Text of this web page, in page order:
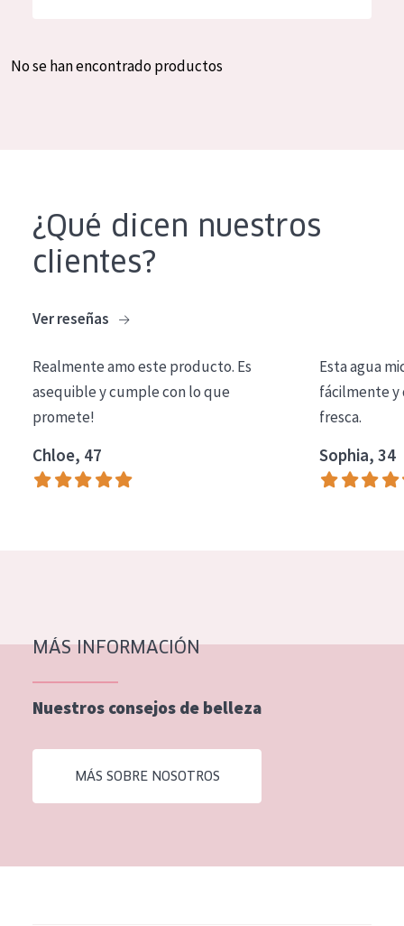
Crema de día
Crema de noche
Limpieza
COLECCIÓN
Essentials
Lift+
Piel normal y seca
Piel mixata o grasa
Piel madura
Piel expuesta al sol
Piel menopáusica
Todas las edades
Spanish
No se han encontrado productos
¿Qué dicen nuestros
clientes?
Ver reseñas
Realmente amo este producto. Es
asequible y cumple con lo que
promete!
Chloe, 47
Esta agua
fácilmente y
fresca.
Sophia, 34
MÁS INFORMACIÓN
Nuestros consejos de belleza
MÁS SOBRE NOSOTROS